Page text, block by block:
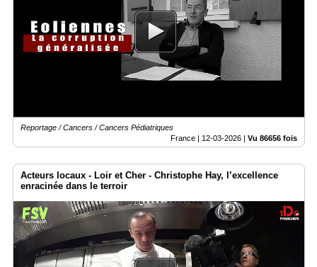
Reportage / Cancers / Cancers Pédiatriques
France | 12-03-2026 Vu 86656 fois
Acteurs locaux - Loir et Cher - Christophe Hay, l’excellence
enracinée dans le terroir